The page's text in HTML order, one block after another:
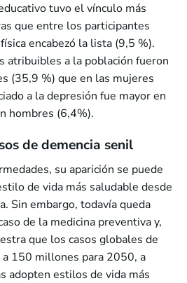
tuvo el vínculo más
que entre los participantes
encabezó la lista (9,5 %).
atribuibles a la población fueron
(35,9 %) que en las mujeres
a la depresión fue mayor en
hombres (6,4%).
de demencia senil
su aparición se puede
de vida más saludable desde
Sin embargo, todavía queda
de la medicina preventiva y,
que los casos globales de
150 millones para 2050, a
adopten estilos de vida más